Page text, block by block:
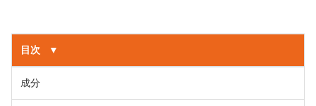
目次 ▼
成分